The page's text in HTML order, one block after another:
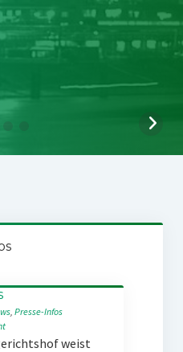
, Presse-Infos
weist